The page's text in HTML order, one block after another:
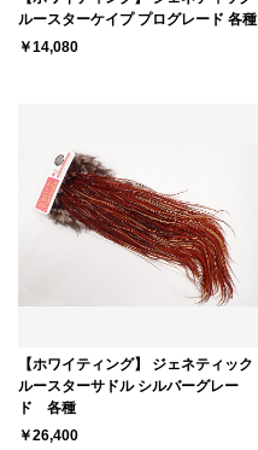
ルースターケイプ プログレード 各種
￥14,080
【ホワイティング】 ジェネティック
ルースターサドル シルバーグレー
ド 各種
￥26,400